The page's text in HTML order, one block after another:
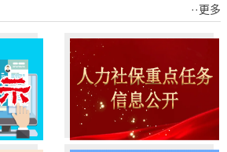
··更多